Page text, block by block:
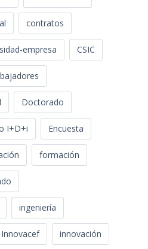
contratos
empresa CSIC
Doctorado
I+D+i Encuesta
formación
ingeniería
Innovacef innovación